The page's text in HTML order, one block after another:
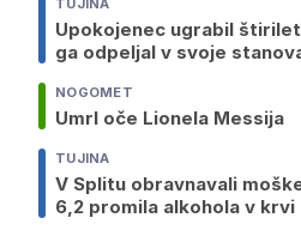
TUJINA
Upokojenec ugrabil
ga odpeljal v svoje
NOGOMET
Umrl oče Lionela Messija
TUJINA
V Splitu obravnavali
6,2 promila alkohola v krvi